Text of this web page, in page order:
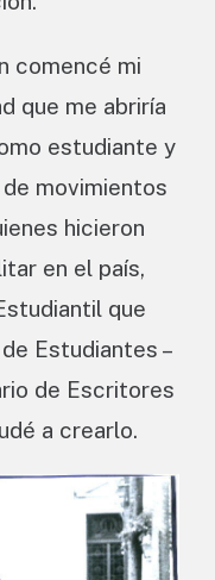
comencé mi
que me abriría
estudiante y
movimientos
hicieron
en el país,
que
Estudiantes –
de Escritores
a crearlo.